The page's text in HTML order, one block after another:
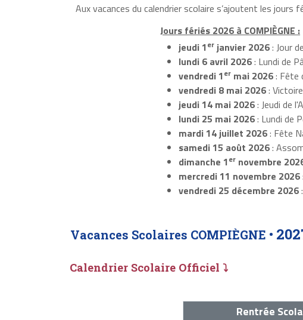
Aux vacances du calendrier scolaire s’ajoutent les
Jours fériés 2026 à COMPIÈGNE :
jeudi 1erjanvier 2026: Jour
lundi 6 avril 2026: Lundi de
vendredi 1ermai 2026: Fête
vendredi 8 mai 2026:
jeudi 14 mai 2026: Jeudi de
lundi 25 mai 2026: Lundi de
mardi 14 juillet 2026: Fête
samedi 15 août 2026:
dimanche 1ernovembre
mercredi 11 novembre 2026
vendredi 25 décembre 2026
Vacances Scolaires COMPIÈGNE •
Calendrier Scolaire Officiel ⤵
Rentrée